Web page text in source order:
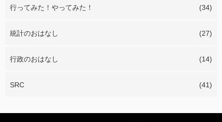
行ってみた！やってみた！ (34)
統計のおはなし (27)
行政のおはなし (14)
SRC (41)